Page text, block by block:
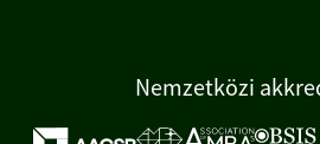
Nemzetközi